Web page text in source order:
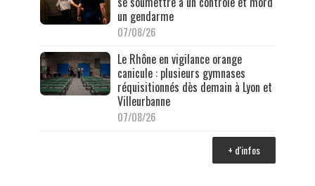
un gendarme
07/08/26
Le Rhône en vigilance orange
canicule : plusieurs gymnases
réquisitionnés dès demain à Lyon et
Villeurbanne
07/08/26
+ d'infos